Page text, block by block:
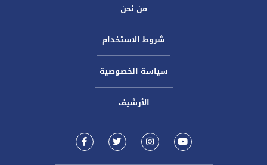
من نحن
شروط الاستخدام
سياسة الخصوصية
الأرشيف